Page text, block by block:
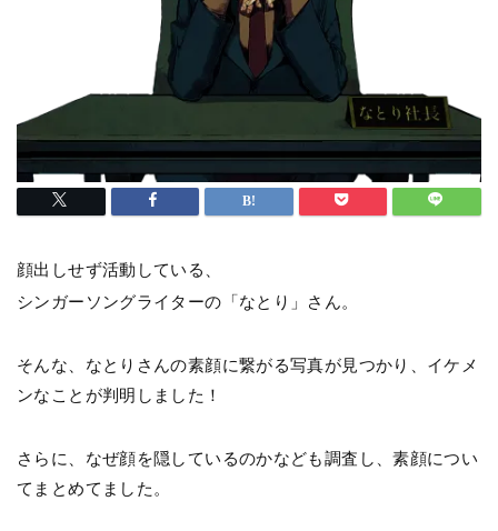
顔出しせず活動している、
シンガーソングライターの「なとり」さん。
そんな、なとりさんの素顔に繋がる写真が見つかり、イケメ
ンなことが判明しました！
さらに、なぜ顔を隠しているのかなども調査し、素顔につい
てまとめてました。